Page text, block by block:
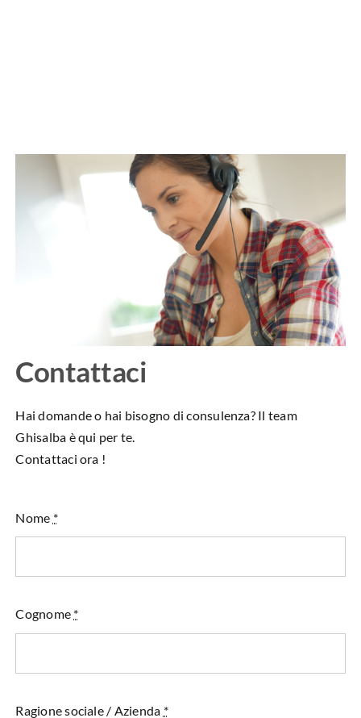
Contattaci
Hai domande o hai bisogno di consulenza? Il team
Ghisalba è qui per te.
Contattaci ora !
Nome *
Cognome *
Ragione sociale / Azienda *